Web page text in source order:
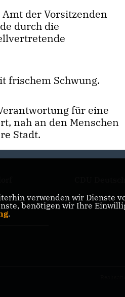
der Vorsitzenden
durch die
frischem Schwung.
für eine
nah an den Menschen
Stadt.
verwenden wir Dienste
benötigen wir Ihre
.